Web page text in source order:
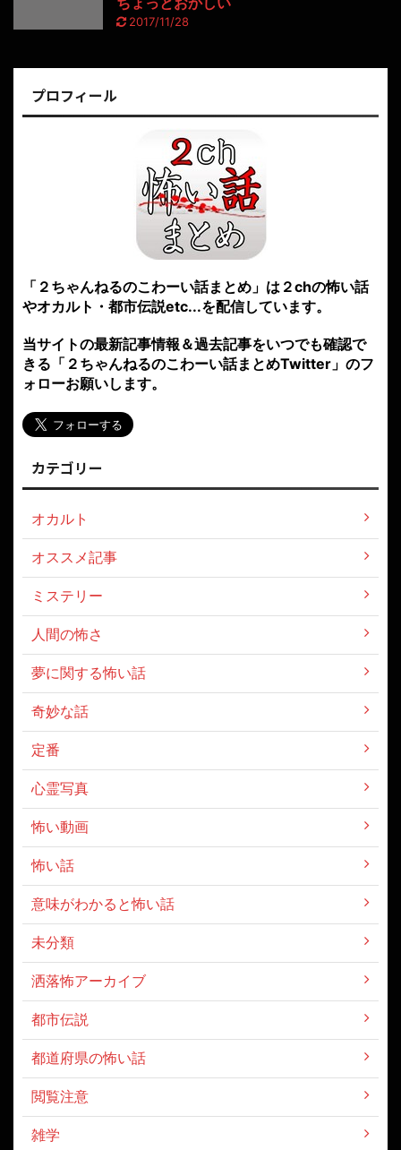
2017/11/28
プロフィール
「２ちゃんねるのこわーい話まとめ」は２chの怖い話
やオカルト・都市伝説etc...を配信しています。
当サイトの最新記事情報＆過去記事をいつでも確認で
きる「２ちゃんねるのこわーい話まとめTwitter」のフ
ォローお願いします。
カテゴリー
オカルト
オススメ記事
ミステリー
人間の怖さ
夢に関する怖い話
奇妙な話
定番
心霊写真
怖い動画
怖い話
意味がわかると怖い話
未分類
洒落怖アーカイブ
都市伝説
都道府県の怖い話
閲覧注意
雑学